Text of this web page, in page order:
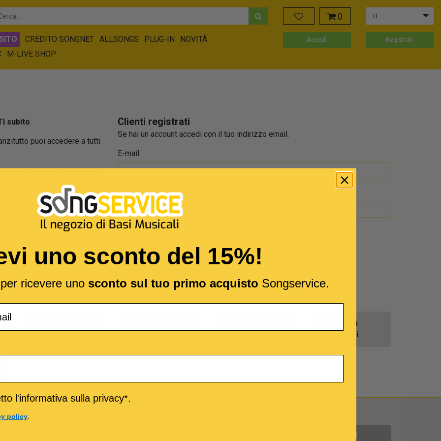
CREDITO SONGNET ALLSONGS PLUG-IN
NOVITÀ
M-LIVE SHOP
0 IT
Accedi Registrati
Clienti registrati
Se hai un account accedi con il tuo indirizzo email.
E-mail
Password
subito.
puoi accedere a tutti
e scaricare i brani del
aggiornato sulla
le promozioni.
M-Live Medley
Tutti i
Generi
prodotti
INFORMAZIONI
uno sconto del 15%!
ricevere uno sconto sul tuo primo acquisto Songservice.
l'informativa sulla privacy*.
policy.